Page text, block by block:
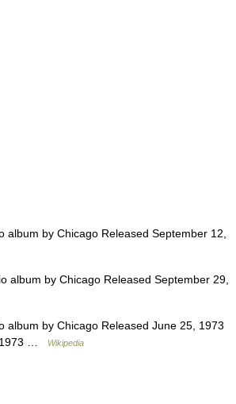
album by Chicago Released September 12,
album by Chicago Released September 29,
album by Chicago Released June 25, 1973
1973 …
Wikipedia